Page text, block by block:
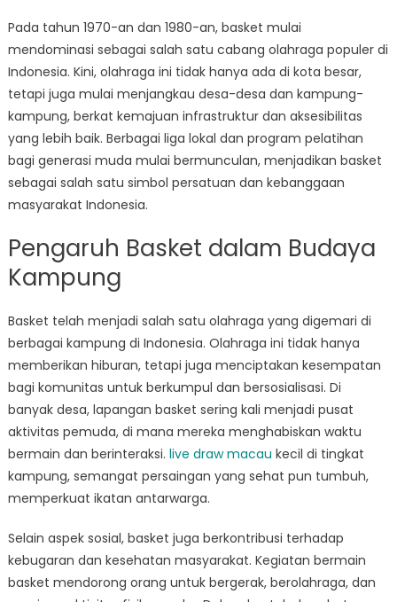
Pada tahun 1970-an dan 1980-an, basket mulai
mendominasi sebagai salah satu cabang olahraga populer di
Indonesia. Kini, olahraga ini tidak hanya ada di kota besar,
tetapi juga mulai menjangkau desa-desa dan kampung-
kampung, berkat kemajuan infrastruktur dan aksesibilitas
yang lebih baik. Berbagai liga lokal dan program pelatihan
bagi generasi muda mulai bermunculan, menjadikan basket
sebagai salah satu simbol persatuan dan kebanggaan
masyarakat Indonesia.
Pengaruh Basket dalam Budaya
Kampung
Basket telah menjadi salah satu olahraga yang digemari di
berbagai kampung di Indonesia. Olahraga ini tidak hanya
memberikan hiburan, tetapi juga menciptakan kesempatan
bagi komunitas untuk berkumpul dan bersosialisasi. Di
banyak desa, lapangan basket sering kali menjadi pusat
aktivitas pemuda, di mana mereka menghabiskan waktu
bermain dan berinteraksi. live draw macau kecil di tingkat
kampung, semangat persaingan yang sehat pun tumbuh,
memperkuat ikatan antarwarga.
Selain aspek sosial, basket juga berkontribusi terhadap
kebugaran dan kesehatan masyarakat. Kegiatan bermain
basket mendorong orang untuk bergerak, berolahraga, dan